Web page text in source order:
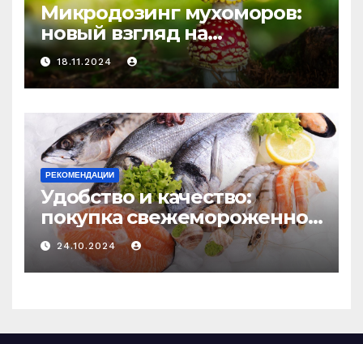
Микродозинг мухоморов:
новый взгляд на
психоделику
18.11.2024
РЕКОМЕНДАЦИИ
Удобство и качество:
покупка свежемороженной
рыбы онлайн
24.10.2024